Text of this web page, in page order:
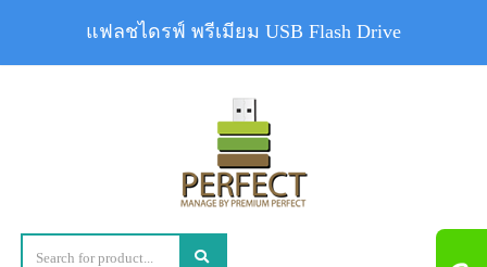
แฟลชไดรฟ์ พรีเมียม USB Flash Drive